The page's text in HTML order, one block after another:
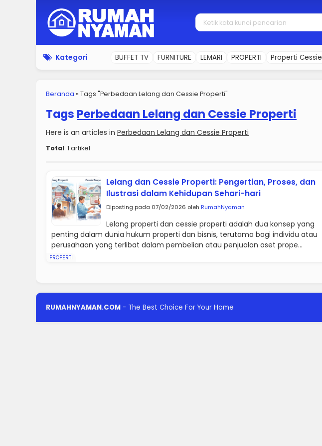
Kategori BUFFET TV FURNITURE LEMARI PROPERTI Properti Cessie
Beranda » Tags "Perbedaan Lelang dan Cessie Properti"
Tags Perbedaan Lelang dan Cessie Properti
Here is an articles in Perbedaan Lelang dan Cessie Properti
Total: 1 artikel
Lelang dan Cessie Properti: Pengertian, Proses, dan
Ilustrasi dalam Kehidupan Sehari-hari
Diposting pada 07/02/2026 oleh RumahNyaman
Lelang properti dan cessie properti adalah dua konsep yang
penting dalam dunia hukum properti dan bisnis, terutama bagi individu atau
perusahaan yang terlibat dalam pembelian atau penjualan aset prope...
PROPERTI
RUMAHNYAMAN.COM - The Best Choice For Your Home